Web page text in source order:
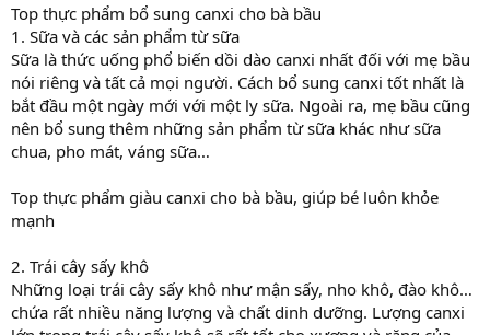
Top thực phẩm bổ sung canxi cho bà bầu
1. Sữa và các sản phẩm từ sữa
Sữa là thức uống phổ biến dồi dào canxi nhất đối với mẹ bầu
nói riêng và tất cả mọi người. Cách bổ sung canxi tốt nhất là
bắt đầu một ngày mới với một ly sữa. Ngoài ra, mẹ bầu cũng
nên bổ sung thêm những sản phẩm từ sữa khác như sữa
chua, pho mát, váng sữa…
Top thực phẩm giàu canxi cho bà bầu, giúp bé luôn khỏe
mạnh
2. Trái cây sấy khô
Những loại trái cây sấy khô như mận sấy, nho khô, đào khô…
chứa rất nhiều năng lượng và chất dinh dưỡng. Lượng canxi